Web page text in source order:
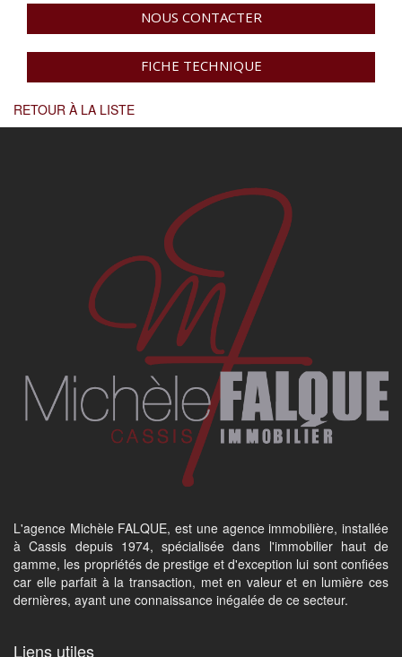
NOUS CONTACTER
FICHE TECHNIQUE
RETOUR À LA LISTE
L'agence Michèle FALQUE, est une agence immobilière, installée
à Cassis depuis 1974, spécialisée dans l'immobilier haut de
gamme, les propriétés de prestige et d'exception lui sont confiées
car elle parfait à la transaction, met en valeur et en lumière ces
dernières, ayant une connaissance inégalée de ce secteur.
Liens utiles